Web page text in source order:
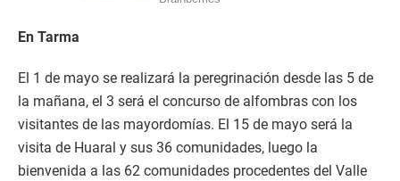
En Tarma
El 1 de mayo se realizará la peregrinación desde las 5 de
la mañana, el 3 será el concurso de alfombras con los
visitantes de las mayordomías. El 15 de mayo será la
visita de Huaral y sus 36 comunidades, luego la
bienvenida a las 62 comunidades procedentes del Valle